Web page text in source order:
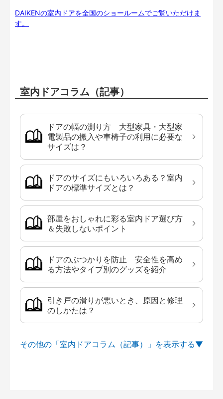
DAIKENの室内ドアを全国のショールームでご覧いただけま
す。
室内ドアコラム（記事）
ドアの幅の測り方 大型家具・大型家
電製品の搬入や車椅子の利用に必要な
サイズは？
ドアのサイズにもいろいろある？室内
ドアの標準サイズとは？
部屋をおしゃれに彩る室内ドア選び方
＆失敗しないポイント
ドアのぶつかりを防止 安全性を高め
る方法やタイプ別のグッズを紹介
引き戸の滑りが悪いとき、原因と修理
のしかたは？
その他の「室内ドアコラム（記事）」を